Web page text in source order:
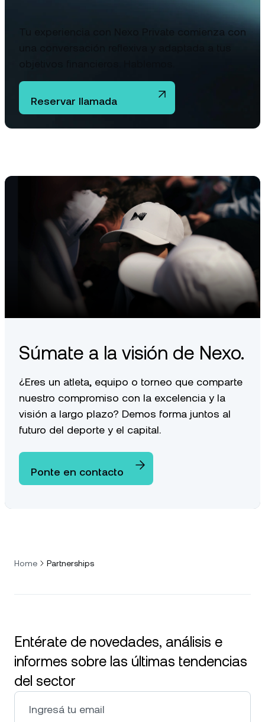
Tu experiencia con Nexo Private comienza con
Reservar llamada
Súmate a la visión de Nexo.
¿Eres un atleta, equipo o torneo que comparte
nuestro compromiso con la excelencia y la
visión a largo plazo? Demos forma juntos al
futuro del deporte y el capital.
Ponte en contacto
Home Partnerships
Entérate de novedades, análisis e
informes sobre las últimas tendencias
del sector